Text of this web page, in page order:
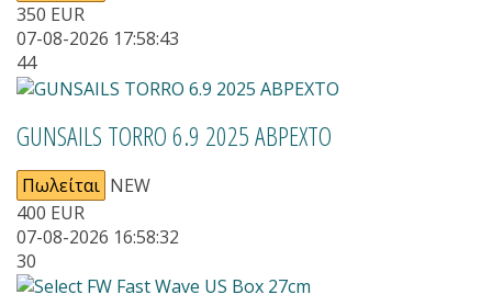
350 EUR
07-08-2026 17:58:43
44
GUNSAILS TORRO 6.9 2025 ΑΒΡΕΧΤΟ
Πωλείται NEW
400 EUR
07-08-2026 16:58:32
30